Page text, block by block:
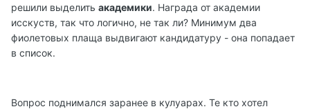
решили выделить академики. Награда от академии
исскуств, так что логично, не так ли? Минимум два
фиолетовых плаща выдвигают кандидатуру - она попадает
в список.
Вопрос поднимался заранее в кулуарах. Те кто хотел